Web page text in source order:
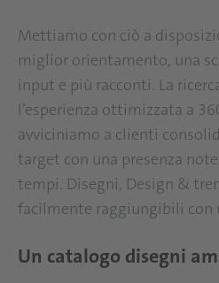
Mettiamo con ciò a
miglior orientamento, una
input e più racconti. La
l’esperienza ottimizzata a
avviciniamo a clienti
target con una presenza
tempi. Disegni, Design &
facilmente raggiungibili con
Un catalogo disegni